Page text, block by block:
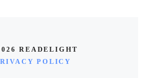
READELIGHT
POLICY